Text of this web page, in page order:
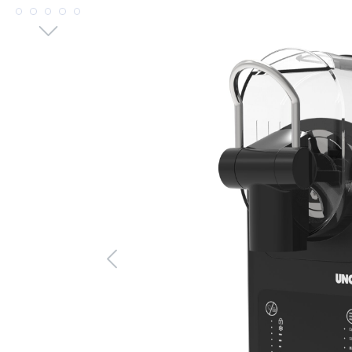
Bildergalerie überspringen